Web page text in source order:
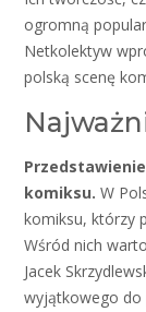
ogromną
Netkolektyw
polską scenę
komiksu. W
komiksu, którzy
Wśród nich
Jacek
wyjątkowego do